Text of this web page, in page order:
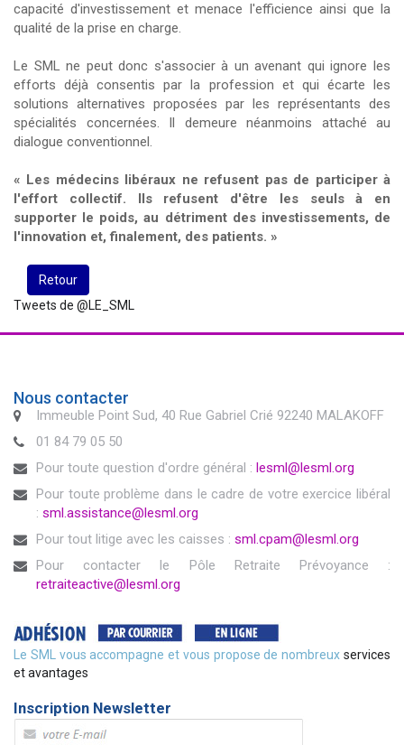
capacité d'investissement et menace l'efficience ainsi que la
qualité de la prise en charge.
Le SML ne peut donc s'associer à un avenant qui ignore les
efforts déjà consentis par la profession et qui écarte les
solutions alternatives proposées par les représentants des
spécialités concernées. Il demeure néanmoins attaché au
dialogue conventionnel.
« Les médecins libéraux ne refusent pas de participer à
l'effort collectif. Ils refusent d'être les seuls à en
supporter le poids, au détriment des investissements, de
l'innovation et, finalement, des patients. »
Retour
Tweets de @LE_SML
Nous contacter
Immeuble Point Sud, 40 Rue Gabriel Crié 92240 MALAKOFF
01 84 79 05 50
Pour toute question d'ordre général : lesml@lesml.org
Pour toute problème dans le cadre de votre exercice libéral
: sml.assistance@lesml.org
Pour tout litige avec les caisses : sml.cpam@lesml.org
Pour contacter le Pôle Retraite Prévoyance :
retraiteactive@lesml.org
Le SML vous accompagne et vous propose de nombreux services
et avantages
Inscription Newsletter